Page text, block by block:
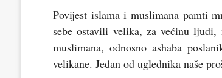
Povijest islama i muslimana pamti
sebe ostavili velika, za većinu
muslimana, odnosno ashaba
velikane. Jedan od uglednika naše